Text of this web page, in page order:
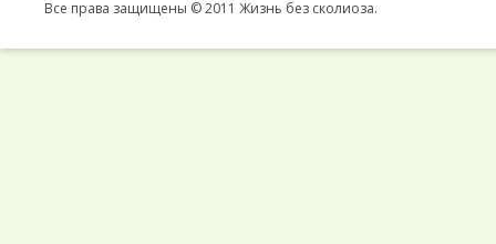
Все права защищены © 2011 Жизнь без сколиоза.